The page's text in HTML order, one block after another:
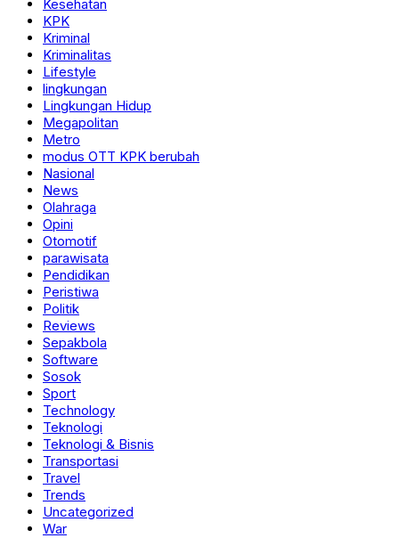
Kesehatan
KPK
Kriminal
Kriminalitas
Lifestyle
lingkungan
Lingkungan Hidup
Megapolitan
Metro
modus OTT KPK berubah
Nasional
News
Olahraga
Opini
Otomotif
parawisata
Pendidikan
Peristiwa
Politik
Reviews
Sepakbola
Software
Sosok
Sport
Technology
Teknologi
Teknologi & Bisnis
Transportasi
Travel
Trends
Uncategorized
War